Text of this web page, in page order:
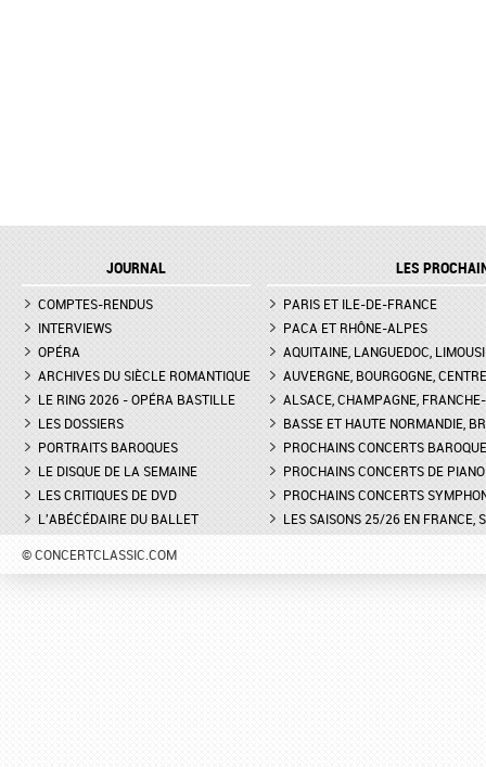
JOURNAL
COMPTES-RENDUS
INTERVIEWS
OPÉRA
ARCHIVES DU SIÈCLE ROMANTIQUE
LE RING 2026 - OPÉRA BASTILLE
LES DOSSIERS
PORTRAITS BAROQUES
LE DISQUE DE LA SEMAINE
LES CRITIQUES DE DVD
L'ABÉCÉDAIRE DU BALLET
LES
PARIS ET ILE-DE-FRANCE
PACA ET RHÔNE-ALPES
AQUITAINE, LANGUEDOC,
AUVERGNE, BOURGOGNE, CENTRE
ALSACE, CHAMPAGNE,
BASSE ET HAUTE NORMANDIE,
PROCHAINS CONCERTS
PROCHAINS CONCERTS DE PIANO
PROCHAINS CONCERTS
LES SAISONS 25/26 EN FRANCE,
© CONCERTCLASSIC.COM